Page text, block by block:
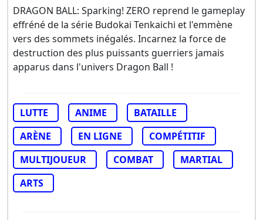
DRAGON BALL: Sparking! ZERO reprend le gameplay
effréné de la série Budokai Tenkaichi et l'emmène
vers des sommets inégalés. Incarnez la force de
destruction des plus puissants guerriers jamais
apparus dans l'univers Dragon Ball !
LUTTE ANIME
BATAILLE
ARÈNE
EN LIGNE
COMPÉTITIF
MULTIJOUEUR
COMBAT
MARTIAL
ARTS